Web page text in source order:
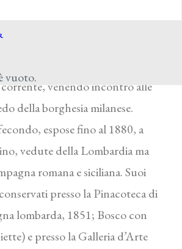
vuoto.
forse, all’opera del
venendo incontro alle
della borghesia milanese.
espose fino al 1880, a
vedute della Lombardia ma
romana e siciliana. Suoi
presso la Pinacoteca di
lombarda, 1851; Bosco con
e presso la Galleria d’Arte